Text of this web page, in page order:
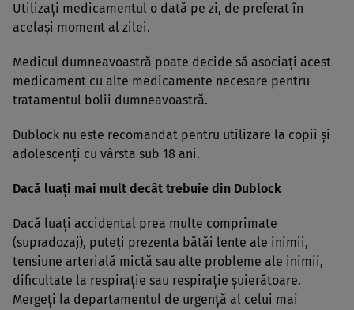
Utilizaţi medicamentul o dată pe zi, de preferat în
acelaşi moment al zilei.
Medicul dumneavoastră poate decide să asociaţi acest
medicament cu alte medicamente necesare pentru
tratamentul bolii dumneavoastră.
Dublock nu este recomandat pentru utilizare la copii şi
adolescenţi cu vârsta sub 18 ani.
Dacă luaţi mai mult decât trebuie din Dublock
Dacă luaţi accidental prea multe comprimate
(supradozaj), puteţi prezenta bătăi lente ale inimii,
tensiune arterială mictă sau alte probleme ale inimii,
dificultate la respiraţie sau respiraţie şuierătoare.
Mergeţi la departamentul de urgenţă al celui mai